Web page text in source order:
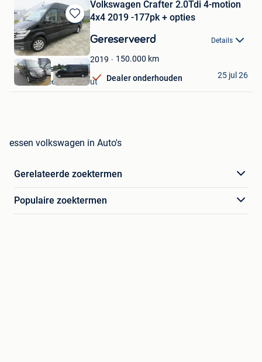
Bewaren
in
Mijn
Favorieten
Volkswagen Crafter 2.0Tdi 4-motion
4x4 2019 -177pk + opties
Gereserveerd Details
2019 150.000 km
Dealer onderhouden
LM Motors Essen
Essen +Deel Kalmthout
25 jul 26
essen volkswagen in Auto's
Gerelateerde zoektermen
Populaire zoektermen